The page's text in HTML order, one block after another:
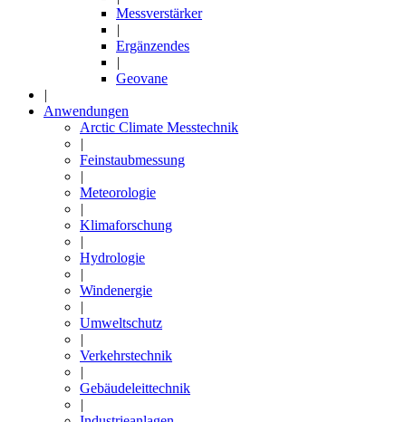
Messverstärker
|
Ergänzendes
|
Geovane
|
Anwendungen
Arctic Climate Messtechnik
|
Feinstaubmessung
|
Meteorologie
|
Klimaforschung
|
Hydrologie
|
Windenergie
|
Umweltschutz
|
Verkehrstechnik
|
Gebäudeleittechnik
|